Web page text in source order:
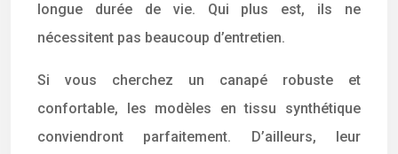
longue durée de vie. Qui plus est, ils ne
nécessitent pas beaucoup d’entretien.
Si vous cherchez un canapé robuste et
confortable, les modèles en tissu synthétique
conviendront parfaitement. D’ailleurs, leur